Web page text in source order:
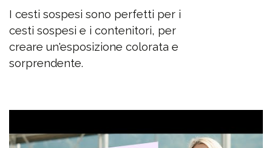
I cesti sospesi sono perfetti per i
cesti sospesi e i contenitori, per
creare un'esposizione colorata e
sorprendente.